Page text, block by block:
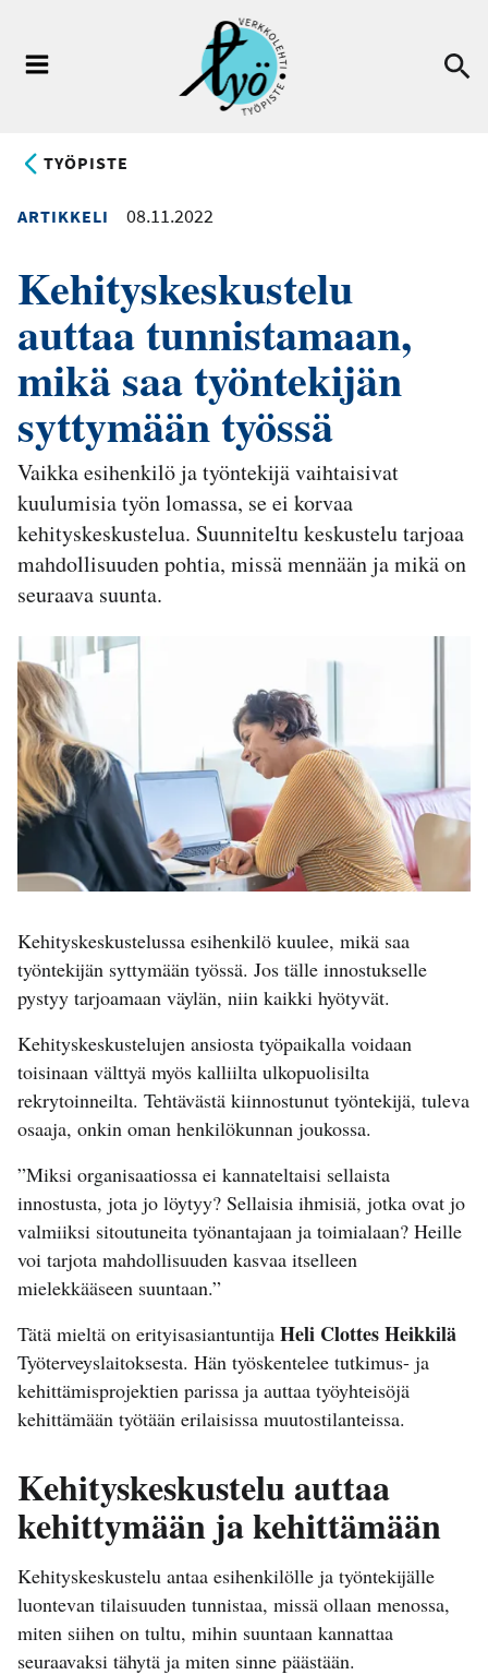
pääsisältöön
TYÖPISTE
ARTIKKELI 08.11.2022
Kehityskeskustelu
auttaa tunnistamaan,
mikä saa työntekijän
syttymään työssä
Vaikka esihenkilö ja työntekijä vaihtaisivat
kuulumisia työn lomassa, se ei korvaa
kehityskeskustelua. Suunniteltu keskustelu tarjoaa
mahdollisuuden pohtia, missä mennään ja mikä on
seuraava suunta.
Kehityskeskustelussa esihenkilö kuulee, mikä saa
työntekijän syttymään työssä. Jos tälle innostukselle
pystyy tarjoamaan väylän, niin kaikki hyötyvät.
Kehityskeskustelujen ansiosta työpaikalla voidaan
toisinaan välttyä myös kalliilta ulkopuolisilta
rekrytoinneilta. Tehtävästä kiinnostunut työntekijä, tuleva
osaaja, onkin oman henkilökunnan joukossa.
”Miksi organisaatiossa ei kannateltaisi sellaista
innostusta, jota jo löytyy? Sellaisia ihmisiä, jotka ovat jo
valmiiksi sitoutuneita työnantajaan ja toimialaan? Heille
voi tarjota mahdollisuuden kasvaa itselleen
mielekkääseen suuntaan.”
Tätä mieltä on erityisasiantuntija Heli Clottes Heikkilä
Työterveyslaitoksesta. Hän työskentelee tutkimus- ja
kehittämisprojektien parissa ja auttaa työyhteisöjä
kehittämään työtään erilaisissa muutostilanteissa.
Kehityskeskustelu auttaa
kehittymään ja kehittämään
Kehityskeskustelu antaa esihenkilölle ja työntekijälle
luontevan tilaisuuden tunnistaa, missä ollaan menossa,
miten siihen on tultu, mihin suuntaan kannattaa
seuraavaksi tähytä ja miten sinne päästään.